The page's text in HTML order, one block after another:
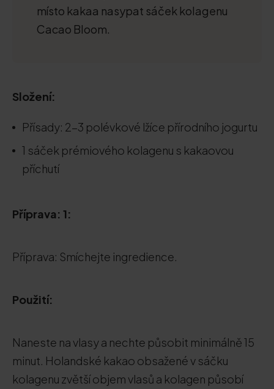
místo kakaa nasypat sáček kolagenu
Cacao Bloom.
Složení:
Přísady: 2-3 polévkové lžíce přírodního jogurtu
1 sáček prémiového kolagenu s kakaovou
příchutí
Příprava: 1:
Příprava: Smíchejte ingredience.
Použití:
Naneste na vlasy a nechte působit minimálně 15
minut. Holandské kakao obsažené v sáčku
kolagenu zvětší objem vlasů a kolagen působí